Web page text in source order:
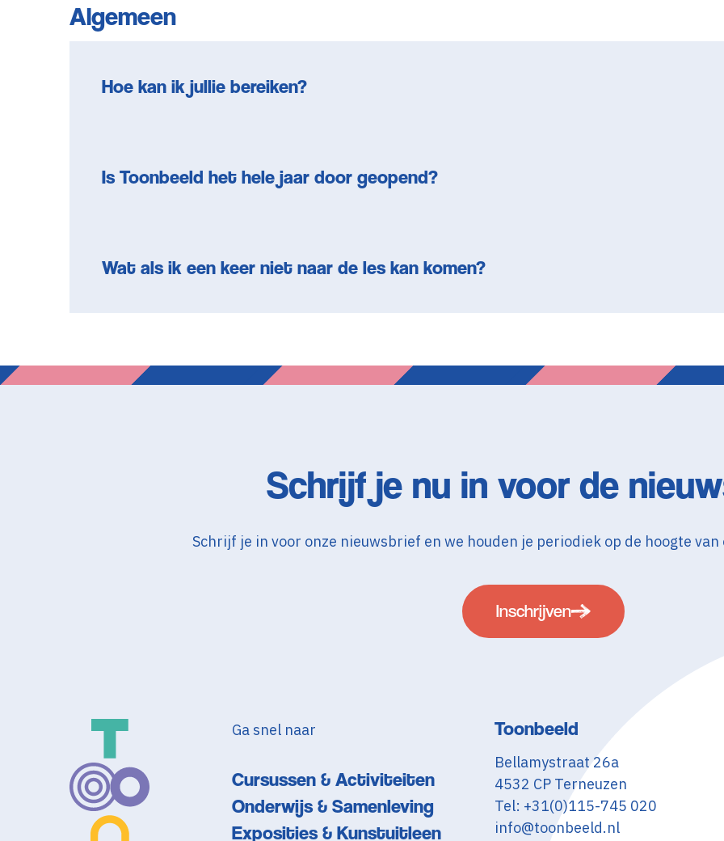
Algemeen
Hoe kan ik jullie bereiken?
Is Toonbeeld het hele jaar door geopend?
Wat als ik een keer niet naar de les kan komen?
Schrijf je nu in voor de
Schrijf je in voor onze nieuwsbrief en we houden je periodiek op de hoogte
Inschrijven
Ga snel naar
Cursussen & Activiteiten
Onderwijs & Samenleving
Exposities & Kunstuitleen
Toonbeeld
Bellamystraat 26a
4532 CP Terneuzen
Tel: +31(0)115-745 020
info@toonbeeld.nl